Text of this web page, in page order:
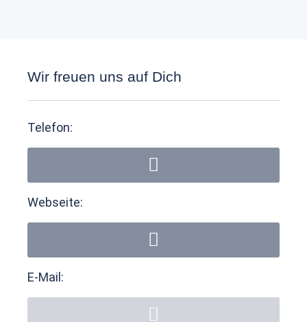
Wir freuen uns auf Dich
Telefon:
Webseite:
E-Mail: